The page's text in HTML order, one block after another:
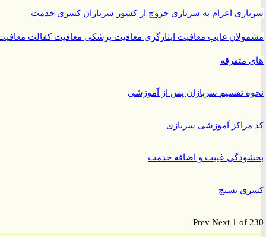
اعزام به سربازیخروج از کشور سربازانکسری خدمت
غایبمعافیت ایثارگریمعافیت پزشکیمعافیت کفالتمعافیت
متفرقه
تقسیم سربازان پس از آموزشی
آموزشی سربازی
غیبت و اضافه خدمت
بسیج
PrevNext 1 of